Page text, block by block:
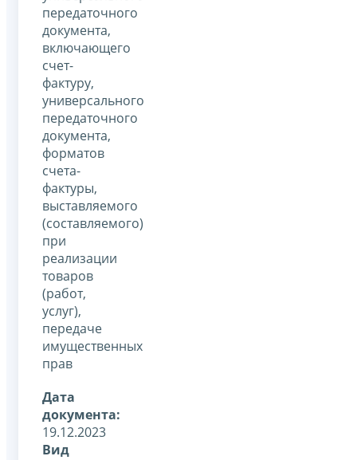
передаточного
документа,
включающего
счет-
фактуру,
универсального
передаточного
документа,
форматов
счета-
фактуры,
выставляемого
(составляемого)
при
реализации
товаров
(работ,
услуг),
передаче
имущественных
прав
Дата
документа:
19.12.2023
Вид